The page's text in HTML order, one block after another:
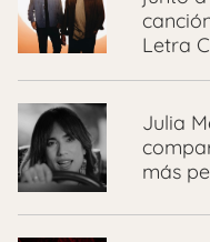
Letra
Julia
más